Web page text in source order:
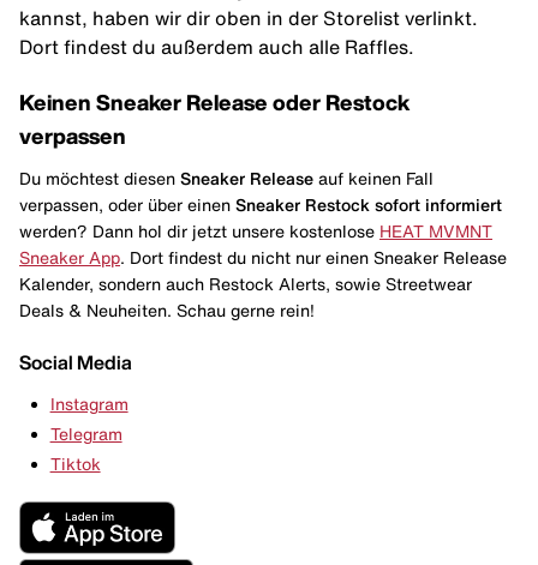
kannst, haben wir dir oben in der Storelist verlinkt.
Dort findest du außerdem auch alle Raffles.
Keinen Sneaker Release oder Restock
verpassen
Du möchtest diesen Sneaker Release auf keinen Fall
verpassen, oder über einen Sneaker Restock sofort informiert
werden? Dann hol dir jetzt unsere kostenlose HEAT MVMNT
Sneaker App . Dort findest du nicht nur einen Sneaker Release
Kalender, sondern auch Restock Alerts, sowie Streetwear
Deals & Neuheiten. Schau gerne rein!
Social Media
Instagram
Telegram
Tiktok